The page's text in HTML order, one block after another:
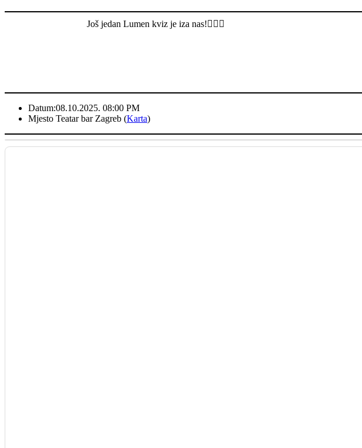
Još jedan Lumen kviz je iza nas!❤️‍🔥🥳
Datum:08.10.2025. 08:00 PM
Mjesto Teatar bar Zagreb (Karta)